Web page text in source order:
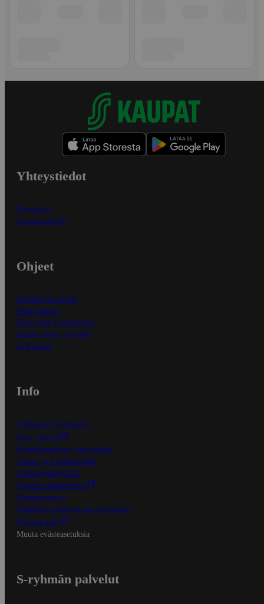
Yhteystiedot
Myymälät
Asiakaspalvelu
Ohjeet
Ensitilaajan ohjeet
Näin maksat
Näin tilaat ja muokkaat
Kaikki ohjeet ja vinkit
In English
Info
S-Business yrityksille
Oiva-raportit
Osuuskauppojen yhteystiedot
Tilaus- ja toimitusehdot
Tietosuojakäytäntö
Palvelun käyttöehdot
Saavutettavuus
Mobiilisovelluksen saavutettavuus
Mainostajalle
Muuta evästeasetuksia
S-ryhmän palvelut